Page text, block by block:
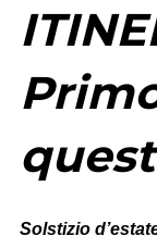
Solstizio